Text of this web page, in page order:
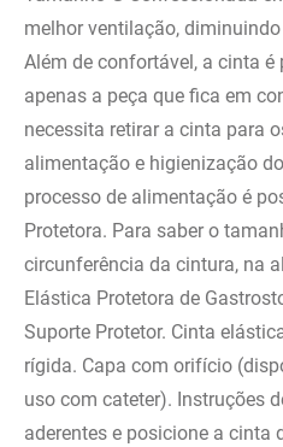
melhor ventilação,
Além de confortável, a cinta
apenas a peça que fica em
necessita retirar a cinta para
alimentação e higienização
processo de alimentação é
Protetora. Para saber o
circunferência da cintura, na
Elástica Protetora de
Suporte Protetor. Cinta
rígida. Capa com orifício
uso com cateter). Instruções
aderentes e posicione a cinta